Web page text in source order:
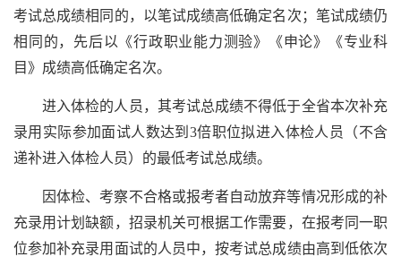
考试总成绩相同的，以笔试成绩高低确定名次；笔试成绩仍
相同的，先后以《行政职业能力测验》《申论》《专业科
目》成绩高低确定名次。
进入体检的人员，其考试总成绩不得低于全省本次补充
录用实际参加面试人数达到3倍职位拟进入体检人员（不含
递补进入体检人员）的最低考试总成绩。
因体检、考察不合格或报考者自动放弃等情况形成的补
充录用计划缺额，招录机关可根据工作需要，在报考同一职
位参加补充录用面试的人员中，按考试总成绩由高到低依次